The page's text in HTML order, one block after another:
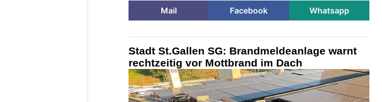
Mail
Facebook Whatsapp
Stadt St.Gallen SG: Brandmeldeanlage warnt
rechtzeitig vor Mottbrand im Dach